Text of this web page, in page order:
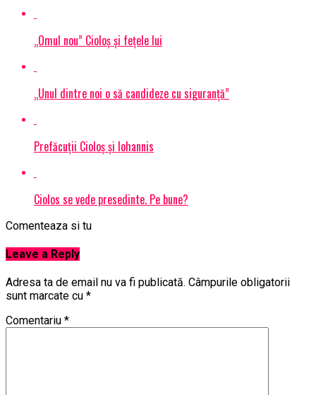
„Omul nou” Cioloș și fețele lui
„Unul dintre noi o să candideze cu siguranță”
Prefăcuții Cioloș și Iohannis
Ciolos se vede presedinte. Pe bune?
Comenteaza si tu
Leave a Reply
Adresa ta de email nu va fi publicată. Câmpurile obligatorii
sunt marcate cu *
Comentariu *